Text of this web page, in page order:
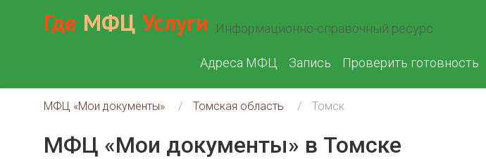
Где МФЦ Услуги Информационно-справочный ресурс
Адреса МФЦ Запись Проверить готовность
МФЦ «Мои документы» Томская область Томск
МФЦ «Мои документы» в Томске